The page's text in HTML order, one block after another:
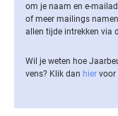
om je naam en e-
of meer mailings
allen tijde intrekken via
Wil je weten hoe
vens? Klik dan hier voor